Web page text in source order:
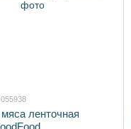
ленточная